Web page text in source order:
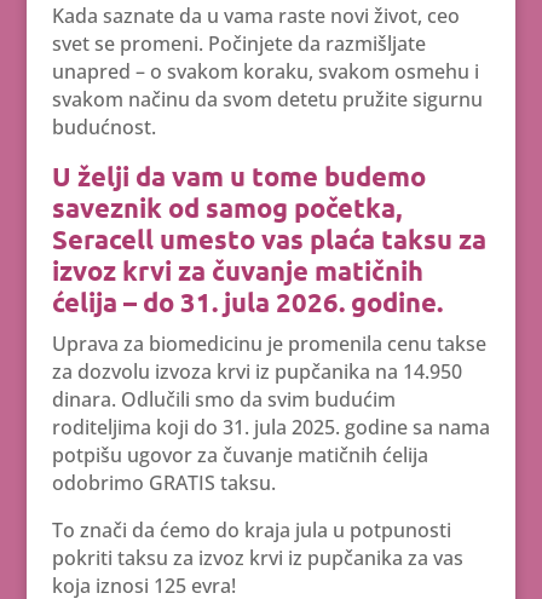
Kada saznate da u vama raste novi život, ceo
svet se promeni. Počinjete da razmišljate
unapred – o svakom koraku, svakom osmehu i
svakom načinu da svom detetu pružite sigurnu
budućnost.
U želji da vam u tome budemo
saveznik od samog početka,
Seracell umesto vas plaća taksu za
izvoz krvi za čuvanje matičnih
ćelija – do 31. jula 2026. godine.
Uprava za biomedicinu je promenila cenu takse
za dozvolu izvoza krvi iz pupčanika na 14.950
dinara. Odlučili smo da svim budućim
roditeljima koji do 31. jula 2025. godine sa nama
potpišu ugovor za čuvanje matičnih ćelija
odobrimo GRATIS taksu.
To znači da ćemo do kraja jula u potpunosti
pokriti taksu za izvoz krvi iz pupčanika za vas
koja iznosi 125 evra!